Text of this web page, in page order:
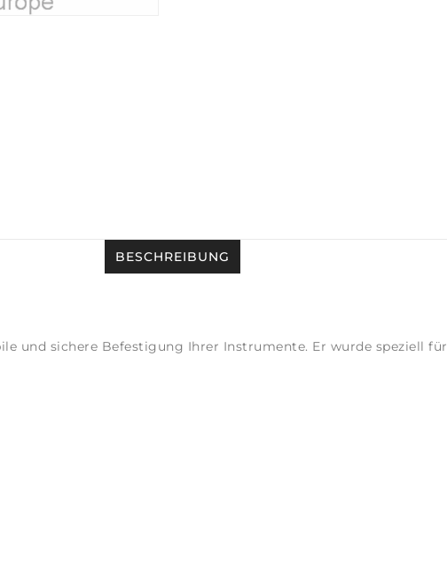
BESCHREIBUNG
und sichere Befestigung Ihrer Instrumente. Er wurde speziell für